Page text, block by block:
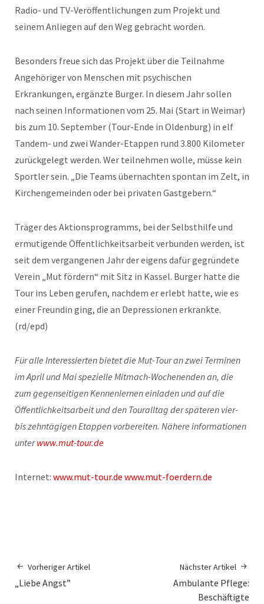
Radio- und TV-Veröffentlichungen zum Projekt und
seinem Anliegen auf den Weg gebracht worden.
Besonders freue sich das Projekt über die Teilnahme
Angehöriger von Menschen mit psychischen
Erkrankungen, ergänzte Burger. In diesem Jahr sollen
nach seinen Informationen vom 25. Mai (Start in Weimar)
bis zum 10. September (Tour-Ende in Oldenburg) in elf
Tandem- und zwei Wander-Etappen rund 3.800 Kilometer
zurückgelegt werden. Wer teilnehmen wolle, müsse kein
Sportler sein. „Die Teams übernachten spontan im Zelt, in
Kirchengemeinden oder bei privaten Gastgebern.“
Träger des Aktionsprogramms, bei der Selbsthilfe und
ermutigende Öffentlichkeitsarbeit verbunden werden, ist
seit dem vergangenen Jahr der eigens dafür gegründete
Verein „Mut fördern“ mit Sitz in Kassel. Burger hatte die
Tour ins Leben gerufen, nachdem er erlebt hatte, wie es
einer Freundin ging, die an Depressionen erkrankte.
(rd/epd)
Für alle Interessierten bietet die Mut-Tour an zwei Terminen
im April und Mai spezielle Mitmach-Wochenenden an, die
zum gegenseitigen Kennenlernen einladen und auf die
Öffentlichkeitsarbeit und den Touralltag der späteren vier-
bis zehntägigen Etappen vorbereiten. Nähere informationen
unterwww.mut-tour.de
Internet: www.mut-tour.de www.mut-foerdern.de
Vorheriger Artikel
„Liebe Angst”
Nächster Artikel
Ambulante Pflege:
Beschäftigte